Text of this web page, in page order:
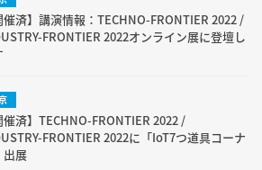
催済】講演情報：TECHNO-FRONTIER 2022 /
FRONTIER 2022オンライン展に登壇し
催済】TECHNO-FRONTIER 2022 /
FRONTIER 2022に「IoT7つ道具コーナ
出展